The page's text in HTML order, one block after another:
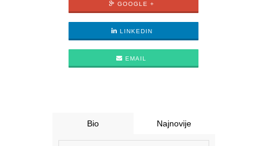
GOOGLE +
LINKEDIN
EMAIL
Bio Najnovije